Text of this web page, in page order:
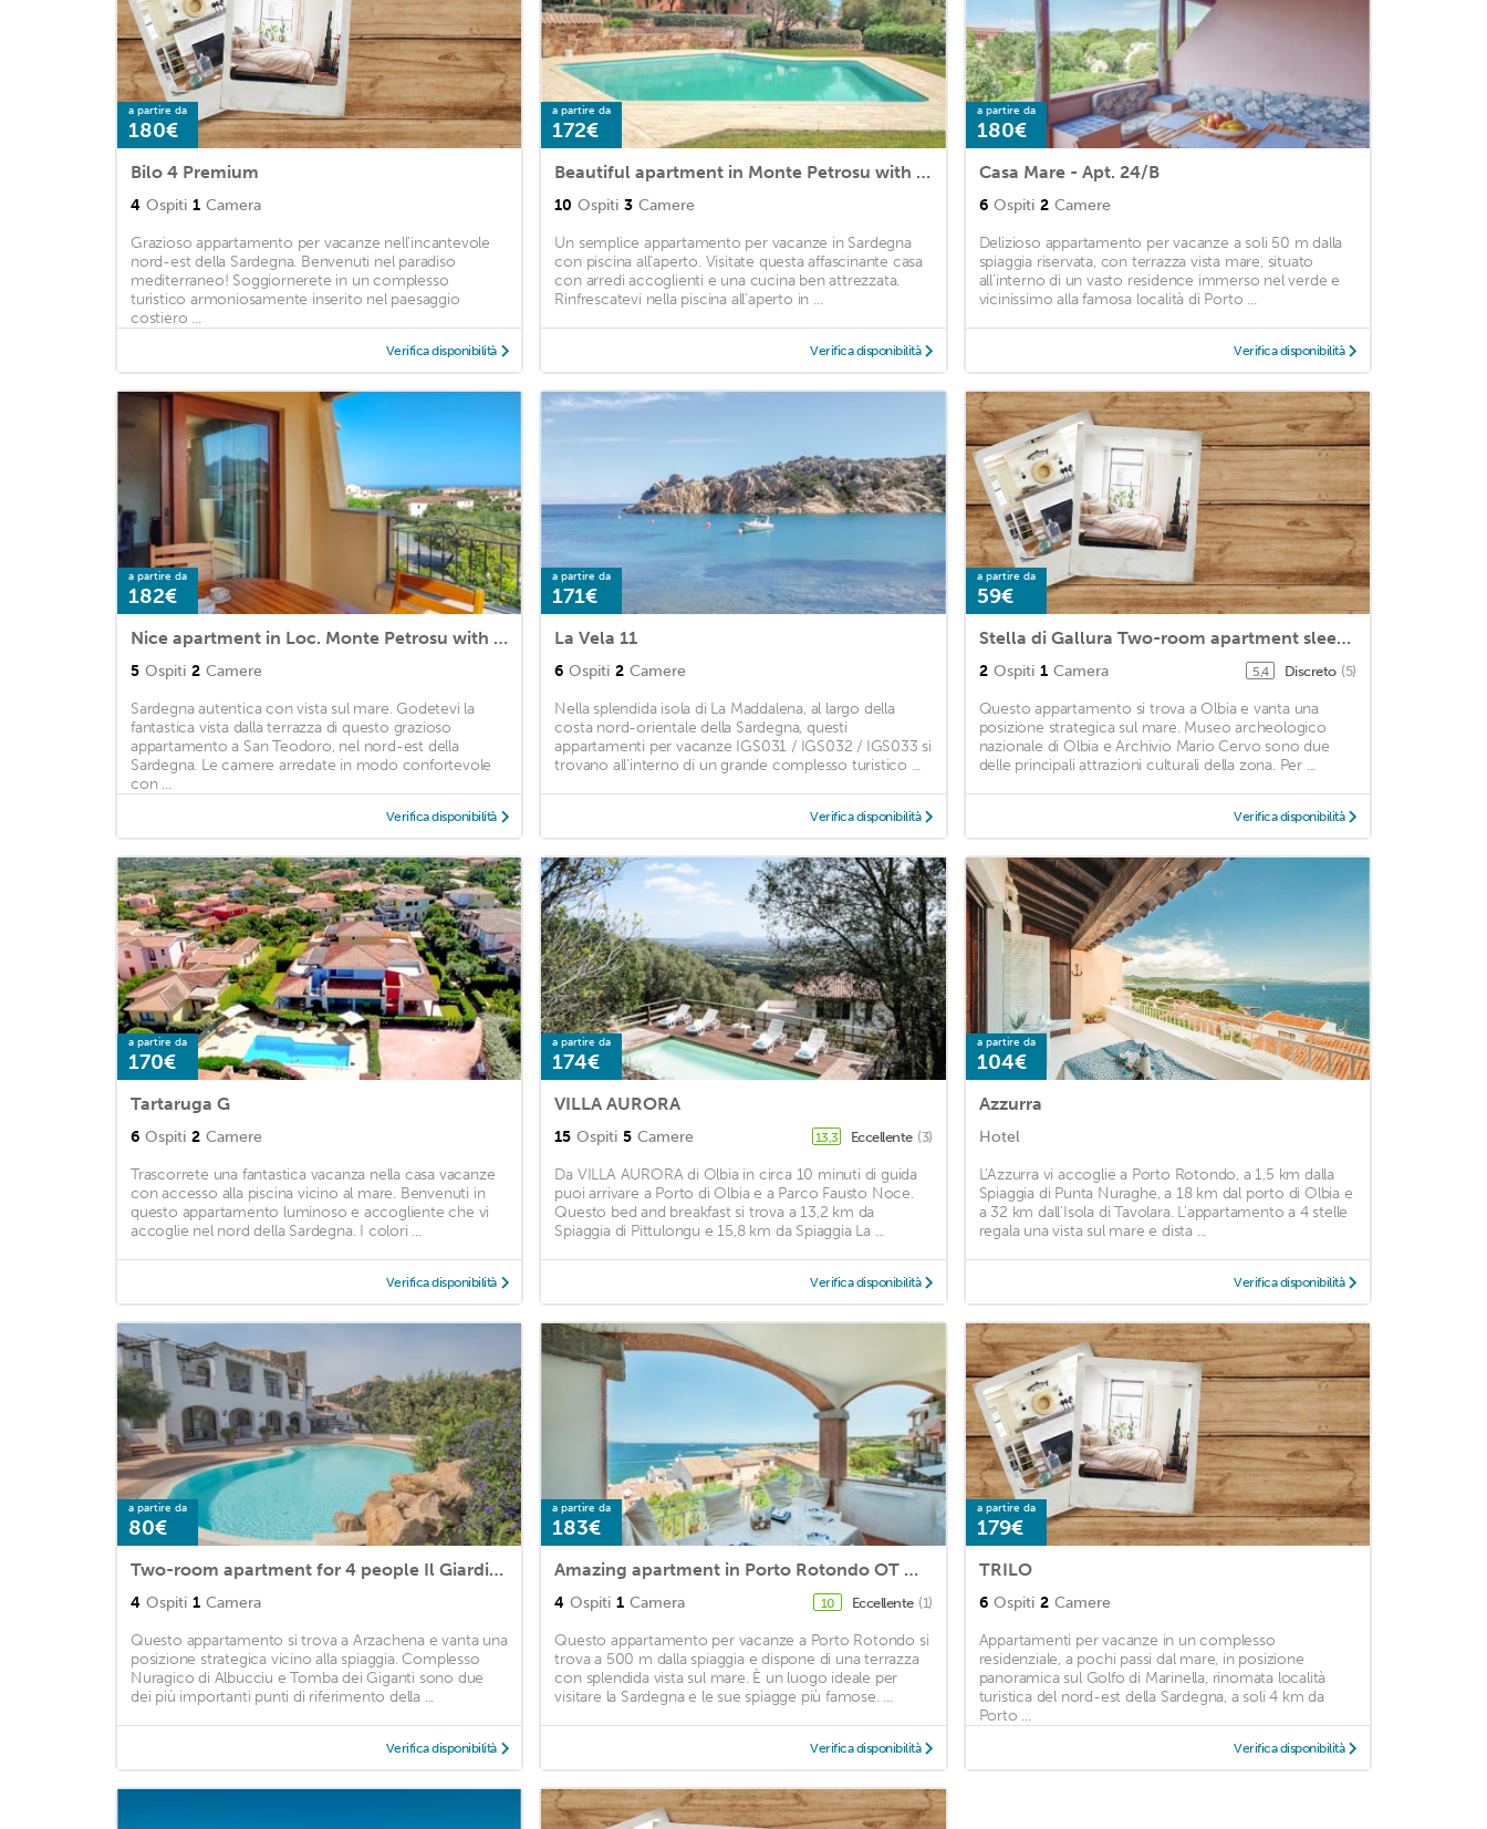
a partire da
180€
Bilo 4 Premium
4 Ospiti 1 Camera
Grazioso appartamento per vacanze nell'incantevole
nord-est della Sardegna. Benvenuti nel paradiso
mediterraneo! Soggiornerete in un complesso
turistico armoniosamente inserito nel paesaggio
costiero ...
Verifica disponibilità
a partire da
172€
Beautiful apartment in Monte Petrosu with Outdoor swimming pool and 3 Bedrooms
10 Ospiti 3 Camere
Un semplice appartamento per vacanze in Sardegna
con piscina all'aperto. Visitate questa affascinante casa
con arredi accoglienti e una cucina ben attrezzata.
Rinfrescatevi nella piscina all'aperto in ...
Verifica disponibilità
a partire da
180€
Casa Mare - Apt. 24/B
6 Ospiti 2 Camere
Delizioso appartamento per vacanze a soli 50 m dalla
spiaggia riservata, con terrazza vista mare, situato
all’interno di un vasto residence immerso nel verde e
vicinissimo alla famosa località di Porto ...
Verifica disponibilità
a partire da
182€
Nice apartment in Loc. Monte Petrosu with 2 Bedrooms
5 Ospiti 2 Camere
Sardegna autentica con vista sul mare. Godetevi la
fantastica vista dalla terrazza di questo grazioso
appartamento a San Teodoro, nel nord-est della
Sardegna. Le camere arredate in modo confortevole
con ...
Verifica disponibilità
a partire da
171€
La Vela 11
6 Ospiti 2 Camere
Nella splendida isola di La Maddalena, al largo della
costa nord-orientale della Sardegna, questi
appartamenti per vacanze IGS031 / IGS032 / IGS033 si
trovano all'interno di un grande complesso turistico ...
Verifica disponibilità
a partire da
59€
Stella di Gallura Two-room apartment sleeps 2, AC, WIFI
2 Ospiti 1 Camera 5,4 Discreto (5)
Questo appartamento si trova a Olbia e vanta una
posizione strategica sul mare. Museo archeologico
nazionale di Olbia e Archivio Mario Cervo sono due
delle principali attrazioni culturali della zona. Per ...
Verifica disponibilità
a partire da
170€
Tartaruga G
6 Ospiti 2 Camere
Trascorrete una fantastica vacanza nella casa vacanze
con accesso alla piscina vicino al mare. Benvenuti in
questo appartamento luminoso e accogliente che vi
accoglie nel nord della Sardegna. I colori ...
Verifica disponibilità
a partire da
174€
VILLA AURORA
15 Ospiti 5 Camere 13,3 Eccellente (3)
Da VILLA AURORA di Olbia in circa 10 minuti di guida
puoi arrivare a Porto di Olbia e a Parco Fausto Noce.
Questo bed and breakfast si trova a 13,2 km da
Spiaggia di Pittulongu e 15,8 km da Spiaggia La ...
Verifica disponibilità
a partire da
104€
Azzurra
Hotel
L'Azzurra vi accoglie a Porto Rotondo, a 1,5 km dalla
Spiaggia di Punta Nuraghe, a 18 km dal porto di Olbia e
a 32 km dall'Isola di Tavolara. L'appartamento a 4 stelle
regala una vista sul mare e dista ...
Verifica disponibilità
a partire da
80€
Two-room apartment for 4 people Il Giardino degli Oleandri
4 Ospiti 1 Camera
Questo appartamento si trova a Arzachena e vanta una
posizione strategica vicino alla spiaggia. Complesso
Nuragico di Albucciu e Tomba dei Giganti sono due
dei più importanti punti di riferimento della ...
Verifica disponibilità
a partire da
183€
Amazing apartment in Porto Rotondo OT with 1 Bedrooms
4 Ospiti 1 Camera 10 Eccellente (1)
Questo appartamento per vacanze a Porto Rotondo si
trova a 500 m dalla spiaggia e dispone di una terrazza
con splendida vista sul mare. È un luogo ideale per
visitare la Sardegna e le sue spiagge più famose. ...
Verifica disponibilità
a partire da
179€
TRILO
6 Ospiti 2 Camere
Appartamenti per vacanze in un complesso
residenziale, a pochi passi dal mare, in posizione
panoramica sul Golfo di Marinella, rinomata località
turistica del nord-est della Sardegna, a soli 4 km da
Porto ...
Verifica disponibilità